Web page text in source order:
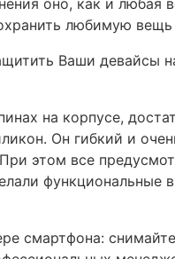
оно, как и
любимую
Ваши девайсы
на корпусе,
Он гибкий и
этом все
смартфона: